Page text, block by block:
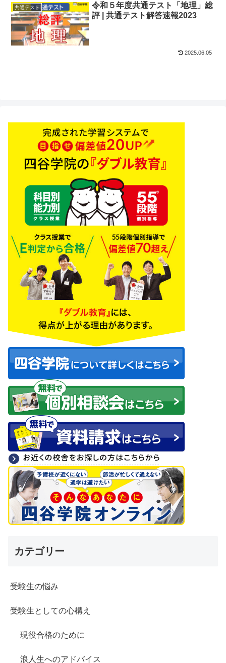
共通テスト
令和５年度共通テスト「地理」総
評 | 共通テスト解答速報2023
2025.06.05
カテゴリー
受験生の悩み
受験生としての心構え
現役合格のために
浪人生へのアドバイス